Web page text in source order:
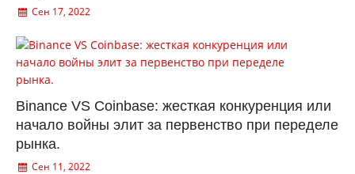
Сен 17, 2022
Binance VS Coinbase: жесткая конкуренция или
начало войны элит за первенство при переделе
рынка.
Сен 11, 2022